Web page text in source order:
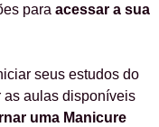
para acessar a sua
seus estudos do
as aulas disponíveis
uma Manicure